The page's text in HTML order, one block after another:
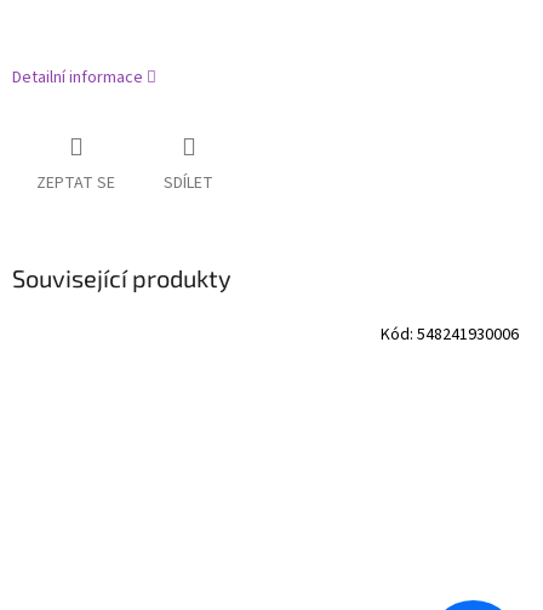
Detailní informace
ZEPTAT SE SDÍLET
Související produkty
Kód: 548241930006